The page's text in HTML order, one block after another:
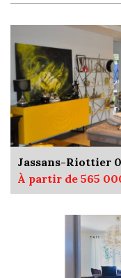
Jassans-Riottier
À partir de 565